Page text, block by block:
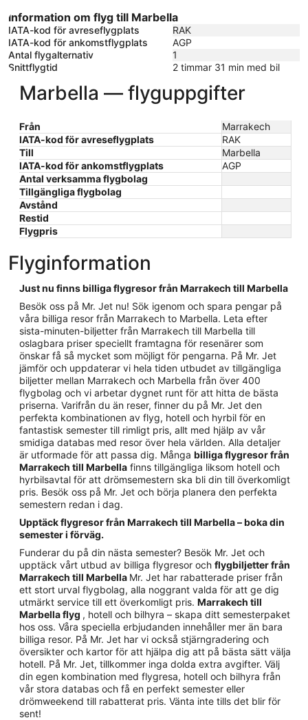
Information om flyg till Marbella
IATA-kod för avreseflygplats
RAK
IATA-kod för ankomstflygplats
AGP
Antal flygalternativ
1
Snittflygtid
2 timmar 31 min med bil
Marbella — flyguppgifter
Från
Marrakech
IATA-kod för avreseflygplats
RAK
Till
Marbella
IATA-kod för ankomstflygplats
AGP
Antal verksamma flygbolag
Tillgängliga flygbolag
Avstånd
Restid
Flygpris
Flyginformation
Just nu finns billiga flygresor från Marrakech till Marbella
Besök oss på Mr. Jet nu! Sök igenom och spara pengar på
våra billiga resor från Marrakech to Marbella. Leta efter
sista-minuten-biljetter från Marrakech till Marbella till
oslagbara priser speciellt framtagna för resenärer som
önskar få så mycket som möjligt för pengarna. På Mr. Jet
jämför och uppdaterar vi hela tiden utbudet av tillgängliga
biljetter mellan Marrakech och Marbella från över 400
flygbolag och vi arbetar dygnet runt för att hitta de bästa
priserna. Varifrån du än reser, finner du på Mr. Jet den
perfekta kombinationen av flyg, hotell och hyrbil för en
fantastisk semester till rimligt pris, allt med hjälp av vår
smidiga databas med resor över hela världen. Alla detaljer
är utformade för att passa dig. Många billiga flygresor från
Marrakech till Marbella finns tillgängliga liksom hotell och
hyrbilsavtal för att drömsemestern ska bli din till överkomligt
pris. Besök oss på Mr. Jet och börja planera den perfekta
semestern redan i dag.
Upptäck flygresor från Marrakech till Marbella – boka din
semester i förväg.
Funderar du på din nästa semester? Besök Mr. Jet och
upptäck vårt utbud av billiga flygresor och flygbiljetter från
Marrakech till Marbella Mr. Jet har rabatterade priser från
ett stort urval flygbolag, alla noggrant valda för att ge dig
utmärkt service till ett överkomligt pris. Marrakech till
Marbella flyg , hotell och bilhyra – skapa ditt semesterpaket
hos oss. Våra speciella erbjudanden innehåller mer än bara
billiga resor. På Mr. Jet har vi också stjärngradering och
översikter och kartor för att hjälpa dig att på bästa sätt välja
hotell. På Mr. Jet, tillkommer inga dolda extra avgifter. Välj
din egen kombination med flygresa, hotell och bilhyra från
vår stora databas och få en perfekt semester eller
drömweekend till rabatterat pris. Vänta inte tills det blir för
sent!